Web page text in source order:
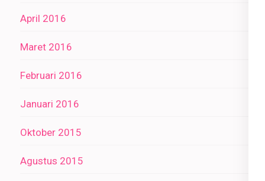
April 2016
Maret 2016
Februari 2016
Januari 2016
Oktober 2015
Agustus 2015